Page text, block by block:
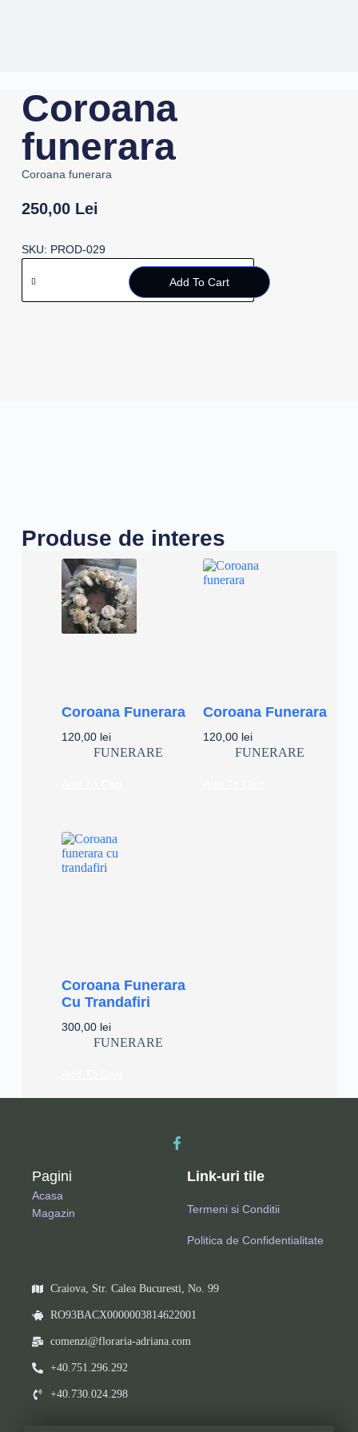
Coroana
funerara
Coroana funerara
250,00 Lei
SKU: PROD-029
Add To Cart
Produse de interes
Coroana Funerara
120,00 lei
FUNERARE
Coroana Funerara
120,00 lei
FUNERARE
Coroana Funerara
Cu Trandafiri
300,00 lei
FUNERARE
Pagini
Acasa
Magazin
Link-uri tile
Termeni si Conditii
Politica de Confidentialitate
Craiova, Str. Calea Bucuresti, No. 99
RO93BACX0000003814622001
comenzi@floraria-adriana.com
+40.751.296.292
+40.730.024.298